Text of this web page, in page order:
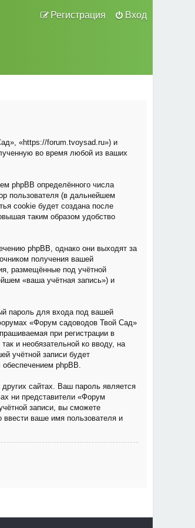
Вход
Регистрация
«https://forum.tvoysad.ru») и
во время любой из ваших
phpBB определённого числа
пользователя (в дальнейшем
cookie будет создана после
таким образом удобство
phpBB, однако они выходят за
получения вашей
размещённые под учётной
«ваша учётная запись») и
пароль для входа под вашей
«Форум садоводов Твой Сад»
при регистрации в
и необязательной ко вводу, на
учётной записи будет
обеспечением phpBB.
сайтах. Ваш пароль является
ни представители «Форум
записи, вы сможете
ваше имя пользователя и